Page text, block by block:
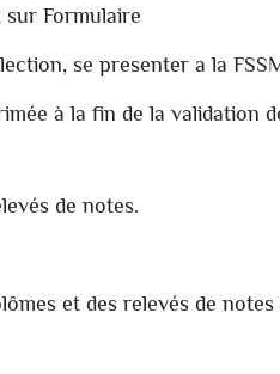
Formulaire
se presenter a la
à la fin de la validation
de notes.
et des relevés de